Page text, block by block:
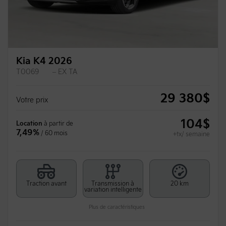
Kia K4 2026
T0069 – EX TA
Votre prix 29 380$
Location à partir de
7,49% / 60 mois
104$
+tx/ semaine
Traction avant
Transmission à
variation intelligente
20 km
Plus de caractéristiques